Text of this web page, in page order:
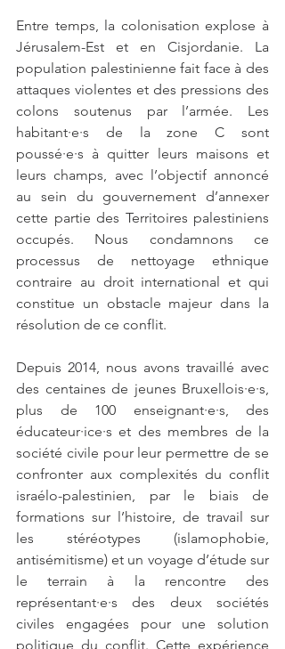
Entre temps, la colonisation explose à
Jérusalem-Est et en Cisjordanie. La
population palestinienne fait face à des
attaques violentes et des pressions des
colons soutenus par l’armée. Les
habitant·e·s de la zone C sont
poussé·e·s à quitter leurs maisons et
leurs champs, avec l’objectif annoncé
au sein du gouvernement d’annexer
cette partie des Territoires palestiniens
occupés. Nous condamnons ce
processus de nettoyage ethnique
contraire au droit international et qui
constitue un obstacle majeur dans la
résolution de ce conflit.
Depuis 2014, nous avons travaillé avec
des centaines de jeunes Bruxellois·e·s,
plus de 100 enseignant·e·s, des
éducateur·ice·s et des membres de la
société civile pour leur permettre de se
confronter aux complexités du conflit
israélo-palestinien, par le biais de
formations sur l’histoire, de travail sur
les stéréotypes (islamophobie,
antisémitisme) et un voyage d’étude sur
le terrain à la rencontre des
représentant·e·s des deux sociétés
civiles engagées pour une solution
politique du conflit. Cette expérience